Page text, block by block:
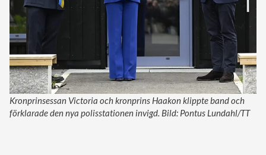
Kronprinsessan Victoria och kronprins Haakon klippte band och
förklarade den nya polisstationen invigd. Bild: Pontus Lundahl/TT